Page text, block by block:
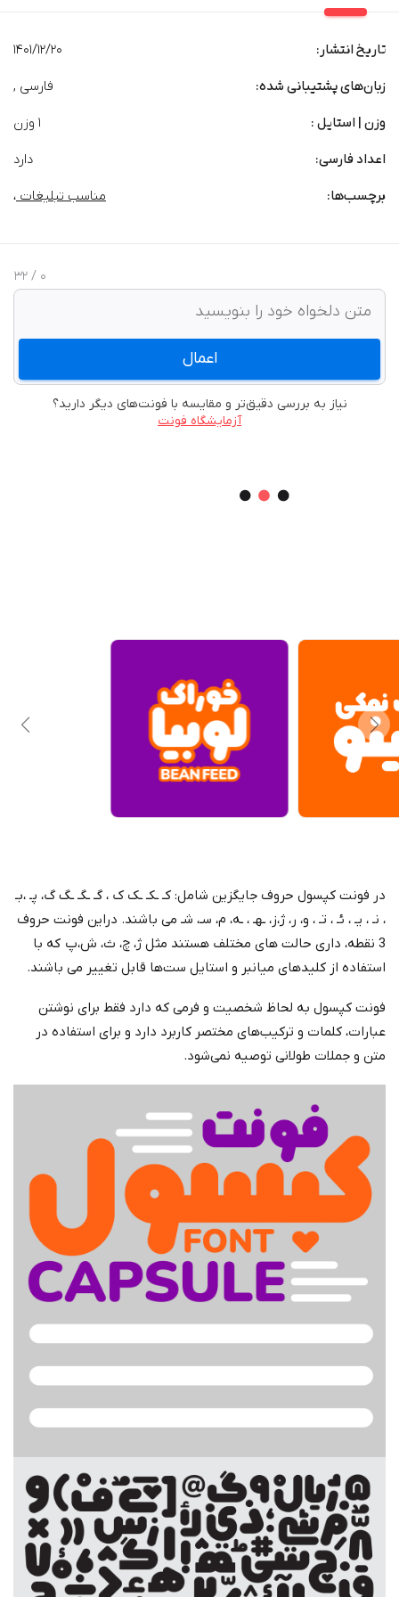
تاریخ انتشار: 1401/12/20
زبان‌های پشتیبانی شده: فارسی ,
وزن | استایل : 1 وزن
اعداد فارسی: دارد
برچسب‌‌ها: مناسب تبلیغات ،
0
/ 32
اعمال
نیاز به بررسی دقیق‌تر و مقایسه با فونت‌های دیگر دارید؟
آزمایشگاه فونت
در فونت کپسول حروف جایگزین شامل: کـ ـکـ ـک ک ، گـ ـگـ ـگ گ، پـ ،بـ
، نـ ، یـ ، ئـ ، تـ ، و، ر، ژ،ز، ـهـ ، ـه، م، سـ، شـ می باشند. دراین فونت حروف
3 نقطه، داری حالت های مختلف هستند مثل ژ، چ، ث، ش،پ که با
استفاده از کلیدهای میانبر و استایل ست‌ها قابل تغییر می باشند.
فونت کپسول به لحاظ شخصیت و فرمی که دارد فقط برای نوشتن
عبارات، کلمات و ترکیب‌های مختصر کاربرد دارد و برای استفاده در
متن و جملات طولانی توصیه نمی‌شود.